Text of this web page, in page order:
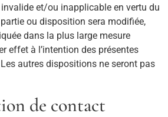
et/ou inapplicable en vertu du
ou disposition sera modifiée,
dans la plus large mesure
effet à l’intention des présentes
autres dispositions ne seront pas
de contact